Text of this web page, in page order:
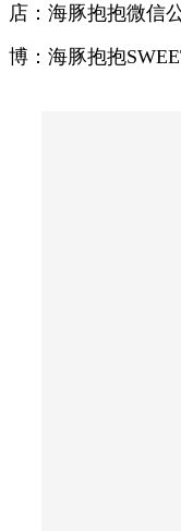
店：海豚抱抱微信
博：海豚抱抱